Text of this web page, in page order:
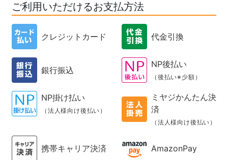
ご利用いただけるお支払方法
クレジットカード 代金引換
銀行振込
NP後払い
（後払い※少額）
NP掛け払い
（法人様向け後払い）
ミヤジかんたん決
済
（法人様向け後払い）
携帯キャリア決済 AmazonPay